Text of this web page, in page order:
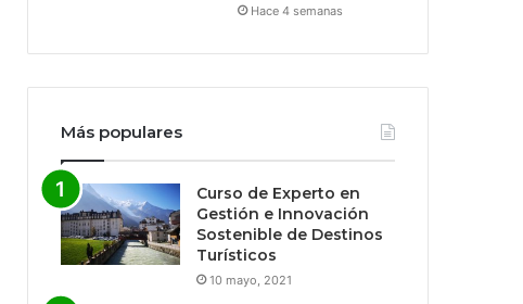
Hace 4 semanas
Más populares
Curso de Experto en
Gestión e Innovación
Sostenible de Destinos
Turísticos
10 mayo, 2021